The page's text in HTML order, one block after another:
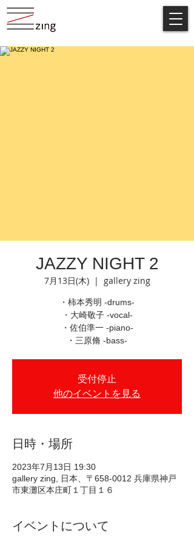
JAZZY NIGHT 2
7月13日(木)
  |
gallery zing
・柿本秀明 -drums-
・大崎敬子 -vocal-
・佐伯準一 -piano-
・三原脩 -bass-
受付停止
他のイベントを見る
日時・場所
2023年7月13日 19:30
gallery zing, 日本、〒658-0012 兵庫県神戸
市東灘区本庄町１丁目１６
イベントについて